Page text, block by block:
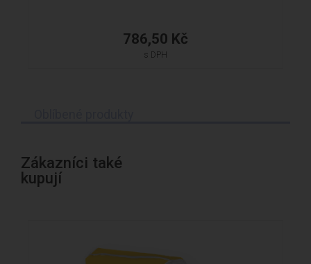
786,50 Kč
s DPH
Zákazníci také
kupují